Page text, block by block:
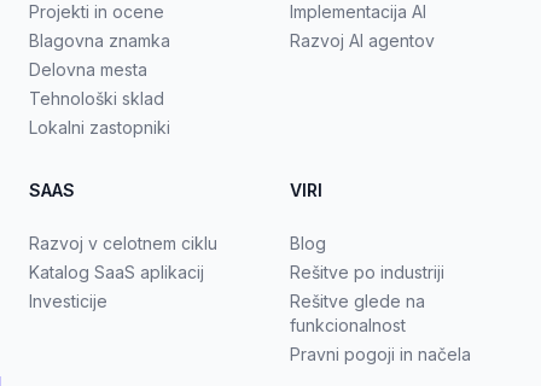
Projekti in ocene
Blagovna znamka
Delovna mesta
Tehnološki sklad
Lokalni zastopniki
Implementacija AI
Razvoj AI agentov
SAAS
Razvoj v celotnem ciklu
Katalog SaaS aplikacij
Investicije
VIRI
Blog
Rešitve po industriji
Rešitve glede na
funkcionalnost
Pravni pogoji in načela